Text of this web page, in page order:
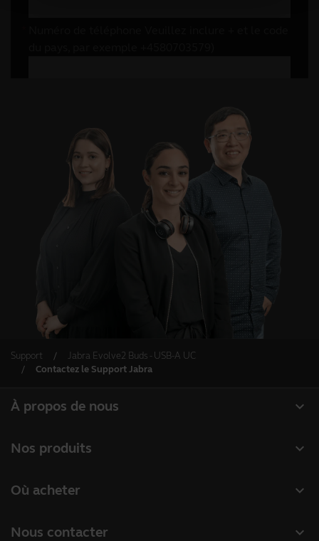
Support
Jabra Evolve2 Buds - USB-A UC
Contactez le Support Jabra
expand_more
À propos de nous
Durabilité
expand_more
Nos produits
Caméras de visioconférence
expand_more
Où acheter
expand_more
Nous contacter